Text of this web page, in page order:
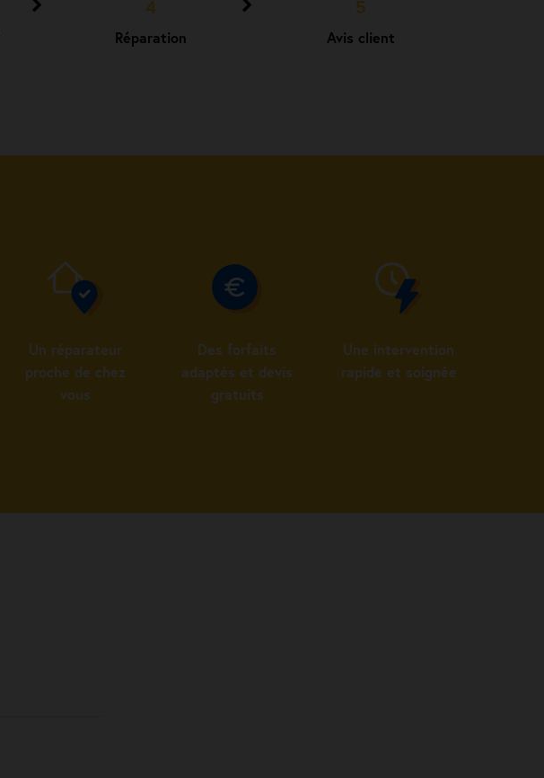
4
Réparation
5
Avis client
Un réparateur
proche de chez
vous
Des forfaits
adaptés et devis
gratuits
Une intervention
rapide et soignée